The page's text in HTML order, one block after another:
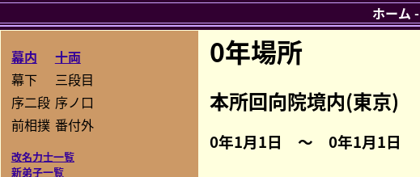
幕内
十両
幕下
三段目
序二段 序ノ口
前相撲 番付外
改名力士一覧
新弟子一覧
0年場所
本所回向院境内(東京)
0年1月1日 ～ 0年1月1日
ホーム -